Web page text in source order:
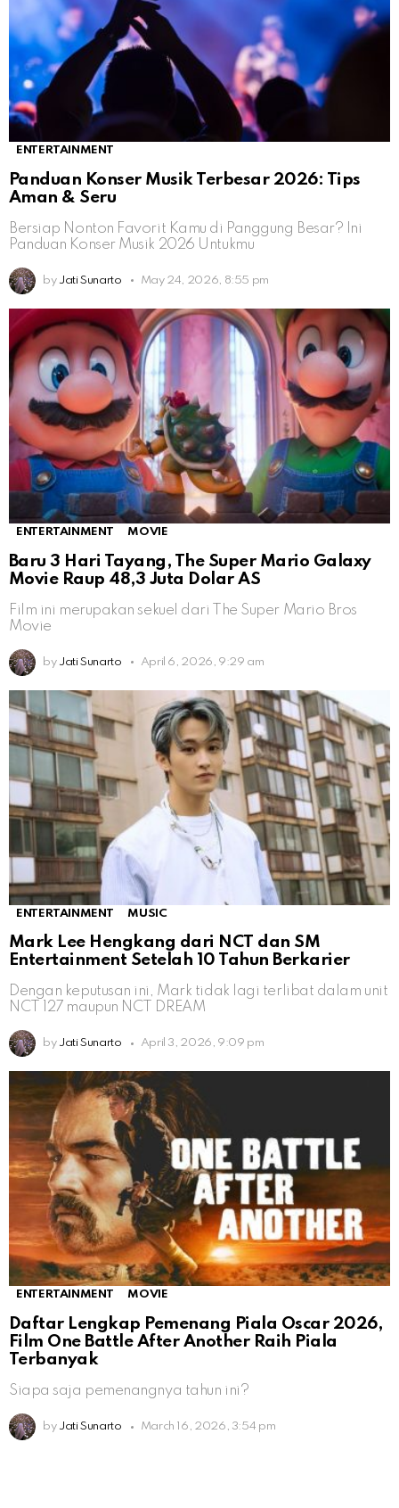
ENTERTAINMENT
Panduan Konser Musik Terbesar 2026: Tips
Aman & Seru
Bersiap Nonton Favorit Kamu di Panggung Besar? Ini
Panduan Konser Musik 2026 Untukmu
by Jati Sunarto May 24, 2026, 8:55 pm
ENTERTAINMENT MOVIE
Baru 3 Hari Tayang, The Super Mario Galaxy
Movie Raup 48,3 Juta Dolar AS
Film ini merupakan sekuel dari The Super Mario Bros
Movie
by Jati Sunarto April 6, 2026, 9:29 am
ENTERTAINMENT MUSIC
Mark Lee Hengkang dari NCT dan SM
Entertainment Setelah 10 Tahun Berkarier
Dengan keputusan ini, Mark tidak lagi terlibat dalam unit
NCT 127 maupun NCT DREAM
by Jati Sunarto April 3, 2026, 9:09 pm
ENTERTAINMENT MOVIE
Daftar Lengkap Pemenang Piala Oscar 2026,
Film One Battle After Another Raih Piala
Terbanyak
Siapa saja pemenangnya tahun ini?
by Jati Sunarto March 16, 2026, 3:54 pm